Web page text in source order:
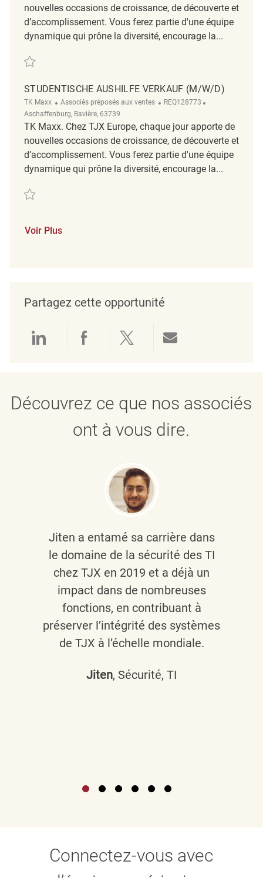
nouvelles occasions de croissance, de découverte et
d’accomplissement. Vous ferez partie d'une équipe
dynamique qui prône la diversité, encourage la...
Sauvegarder (Studentische) Aushilfe Verkauf (m/w/d) REQ125631
STUDENTISCHE AUSHILFE VERKAUF (M/W/D)
TK Maxx Catégorie
Associés préposés aux ventes ReqId
REQ128773
Aschaffenburg, Bavière, 63739
TK Maxx. Chez TJX Europe, chaque jour apporte de
nouvelles occasions de croissance, de découverte et
d’accomplissement. Vous ferez partie d'une équipe
dynamique qui prône la diversité, encourage la...
Sauvegarder Studentische Aushilfe Verkauf (m/w/d) REQ128773
Voir Plus
Partagez cette opportunité
Partager via LinkedIn
Partager via Facebook
Partager via twitter
Découvrez ce que nos associés
ont à vous dire.
Jiten a entamé sa carrière dans
le domaine de la sécurité des TI
chez TJX en 2019 et a déjà un
impact dans de nombreuses
fonctions, en contribuant à
préserver l’intégrité des systèmes
de TJX à l’échelle mondiale.
Jiten, Sécurité, TI
Connectez-vous avec